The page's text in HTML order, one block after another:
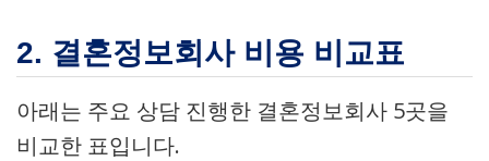
2. 결혼정보회사 비용 비교표
아래는 주요 상담 진행한 결혼정보회사 5곳을
비교한 표입니다.